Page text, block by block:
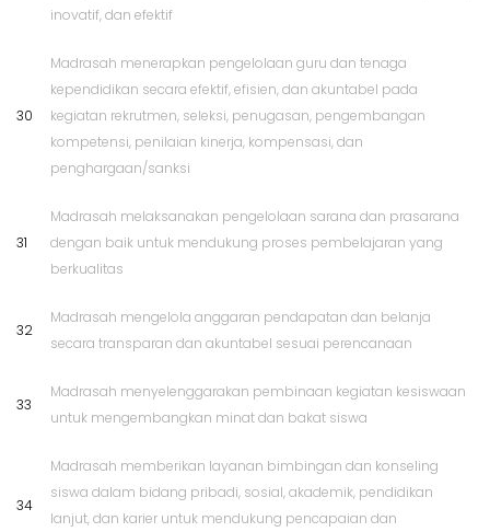
inovatif, dan efektif
30
Madrasah menerapkan pengelolaan guru dan tenaga
kependidikan secara efektif, efisien, dan akuntabel pada
kegiatan rekrutmen, seleksi, penugasan, pengembangan
kompetensi, penilaian kinerja, kompensasi, dan
penghargaan/sanksi
31
Madrasah melaksanakan pengelolaan sarana dan prasarana
dengan baik untuk mendukung proses pembelajaran yang
berkualitas
32
Madrasah mengelola anggaran pendapatan dan belanja
secara transparan dan akuntabel sesuai perencanaan
33
Madrasah menyelenggarakan pembinaan kegiatan kesiswaan
untuk mengembangkan minat dan bakat siswa
34
Madrasah memberikan layanan bimbingan dan konseling
siswa dalam bidang pribadi, sosial, akademik, pendidikan
lanjut, dan karier untuk mendukung pencapaian dan